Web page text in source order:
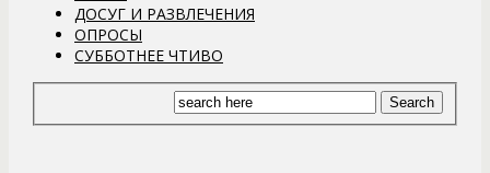
ДОСУГ И РАЗВЛЕЧЕНИЯ
ОПРОСЫ
СУББОТНЕЕ ЧТИВО